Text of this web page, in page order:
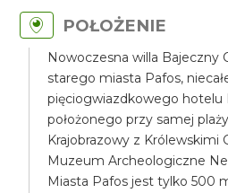
POŁOŻENIE
Nowoczesna willa Bajeczny
starego miasta Pafos,
pięciogwiazdkowego hotelu
położonego przy samej
Krajobrazowy z Królewskimi
Muzeum Archeologiczne
Miasta Pafos jest tylko 500